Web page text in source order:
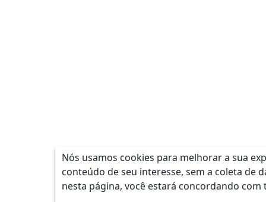
Nós usamos cookies para melhorar a sua
conteúdo de seu interesse, sem a coleta de
nesta página, você estará concordando